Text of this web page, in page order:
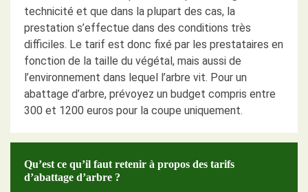
technicité et que dans la plupart des cas, la
prestation s’effectue dans des conditions très
difficiles. Le tarif est donc fixé par les prestataires en
fonction de la taille du végétal, mais aussi de
l’environnement dans lequel l’arbre vit. Pour un
abattage d’arbre, prévoyez un budget compris entre
300 et 1200 euros pour la coupe uniquement.
Qu’est ce qu’il faut retenir à propos des tarifs
d’abattage d’arbre ?